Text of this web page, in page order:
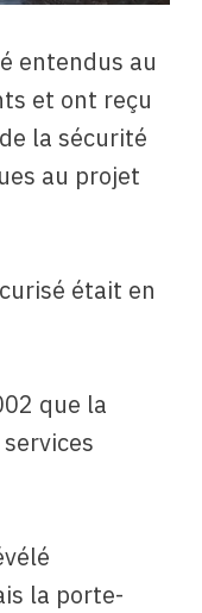
entendus au
et ont reçu
la sécurité
au projet
était en
que la
la porte-